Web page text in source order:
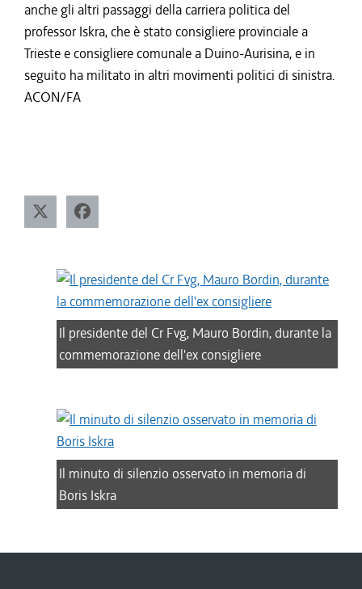
anche gli altri passaggi della carriera politica del
professor Iskra, che è stato consigliere provinciale a
Trieste e consigliere comunale a Duino-Aurisina, e in
seguito ha militato in altri movimenti politici di sinistra.
ACON/FA
Il presidente del Cr Fvg, Mauro Bordin, durante la
commemorazione dell'ex consigliere
Il minuto di silenzio osservato in memoria di
Boris Iskra